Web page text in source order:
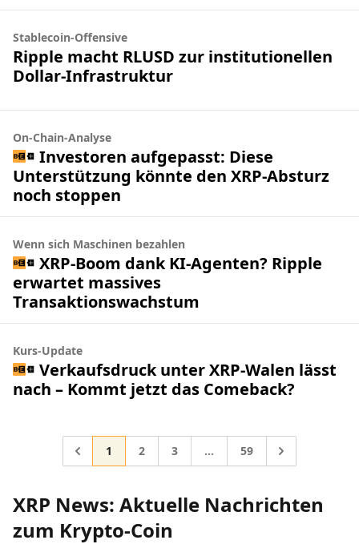
Stablecoin-Offensive
Ripple macht RLUSD zur institutionellen
Dollar-Infrastruktur
On-Chain-Analyse
Investoren aufgepasst: Diese
Unterstützung könnte den XRP-Absturz
noch stoppen
Wenn sich Maschinen bezahlen
XRP-Boom dank KI-Agenten? Ripple
erwartet massives
Transaktionswachstum
Kurs-Update
Verkaufsdruck unter XRP-Walen lässt
nach – Kommt jetzt das Comeback?
Gehe zur Seite
1 Gehe zur Seite
2 Gehe zur Seite
3 Zwischenseiten
… Gehe zur Seite
59 Gehe zu
XRP News: Aktuelle Nachrichten
zum Krypto-Coin